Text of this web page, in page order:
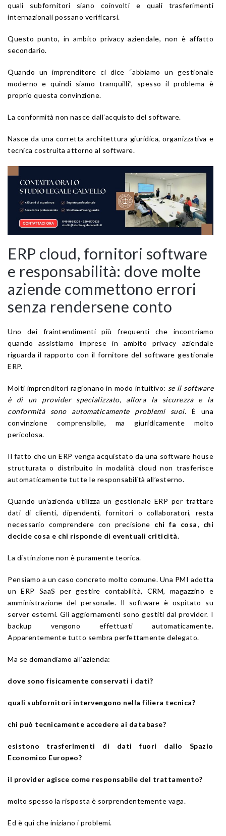
quali subfornitori siano coinvolti e quali trasferimenti
internazionali possano verificarsi.
Questo punto, in ambito privacy aziendale, non è affatto
secondario.
Quando un imprenditore ci dice “abbiamo un gestionale
moderno e quindi siamo tranquilli”, spesso il problema è
proprio questa convinzione.
La conformità non nasce dall’acquisto del software.
Nasce da una corretta architettura giuridica, organizzativa e
tecnica costruita attorno al software.
ERP cloud, fornitori software
e responsabilità: dove molte
aziende commettono errori
senza rendersene conto
Uno dei fraintendimenti più frequenti che incontriamo
quando assistiamo imprese in ambito privacy aziendale
riguarda il rapporto con il fornitore del software gestionale
ERP.
Molti imprenditori ragionano in modo intuitivo: se il software
è di un provider specializzato, allora la sicurezza e la
conformità sono automaticamente problemi suoi. È una
convinzione comprensibile, ma giuridicamente molto
pericolosa.
Il fatto che un ERP venga acquistato da una software house
strutturata o distribuito in modalità cloud non trasferisce
automaticamente tutte le responsabilità all’esterno.
Quando un’azienda utilizza un gestionale ERP per trattare
dati di clienti, dipendenti, fornitori o collaboratori, resta
necessario comprendere con precisione chi fa cosa, chi
decide cosa e chi risponde di eventuali criticità.
La distinzione non è puramente teorica.
Pensiamo a un caso concreto molto comune. Una PMI adotta
un ERP SaaS per gestire contabilità, CRM, magazzino e
amministrazione del personale. Il software è ospitato su
server esterni. Gli aggiornamenti sono gestiti dal provider. I
backup vengono effettuati automaticamente.
Apparentemente tutto sembra perfettamente delegato.
Ma se domandiamo all’azienda:
dove sono fisicamente conservati i dati?
quali subfornitori intervengono nella filiera tecnica?
chi può tecnicamente accedere ai database?
esistono trasferimenti di dati fuori dallo Spazio
Economico Europeo?
il provider agisce come responsabile del trattamento?
molto spesso la risposta è sorprendentemente vaga.
Ed è qui che iniziano i problemi.